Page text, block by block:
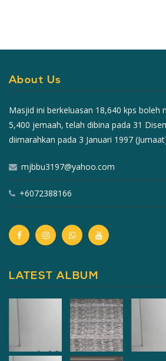
About Us
Masjid ini berkeluasan 18,640 kps boleh
5,400 jemaah, telah dibina pada 31
diimarahkan pada 3 Januari 1997
mjbbu3197@yahoo.com
+6072388166
LATEST ALBUM